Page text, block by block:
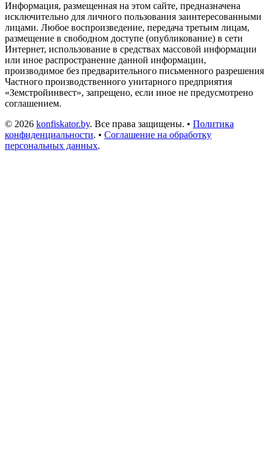
Информация, размещенная на этом сайте, предназначена
исключительно для личного пользования заинтересованными
лицами. Любое воспроизведение, передача третьим лицам,
размещение в свободном доступе (опубликование) в сети
Интернет, использование в средствах массовой информации
или иное распространение данной информации,
производимое без предварительного письменного разрешения
Частного производственного унитарного предприятия
«Земстройинвест», запрещено, если иное не предусмотрено
соглашением.
© 2026 konfiskator.by. Все права защищены. • Политика
конфиденциальности. • Соглашение на обработку
персональных данных.